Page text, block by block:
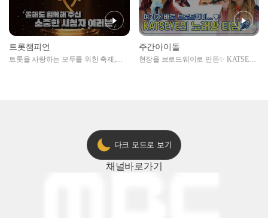
트롯챔피언
트롯을 사랑하는 모두를 위한 축제,
주간아이돌
현장을 브로드웨이로 만든✨ KATSEYE
다크 모드로 보기
채널바로가기